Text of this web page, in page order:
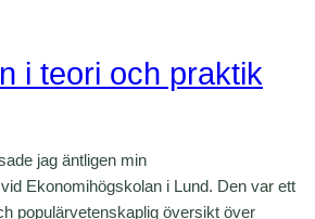
i teori och praktik
jag äntligen min
Ekonomihögskolan i Lund. Den var ett
populärvetenskaplig översikt över